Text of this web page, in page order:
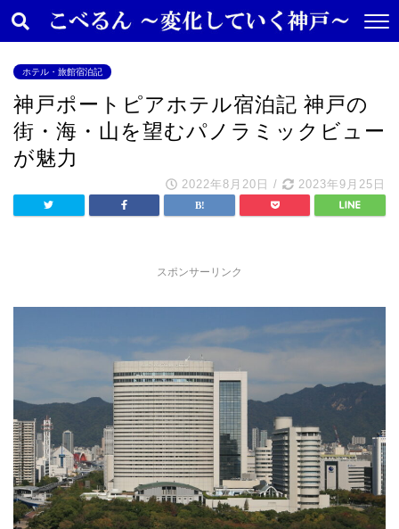
ホテル・旅館宿泊記
神戸ポートピアホテル宿泊記 神戸の
街・海・山を望むパノラミックビュー
が魅力
2022年8月20日 / 2023年9月25日
スポンサーリンク